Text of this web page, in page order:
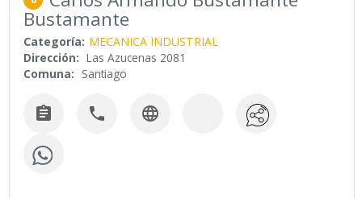
Bustamante
Categoría: MECANICA INDUSTRIAL
Dirección: Las Azucenas 2081
Comuna: Santiago
  